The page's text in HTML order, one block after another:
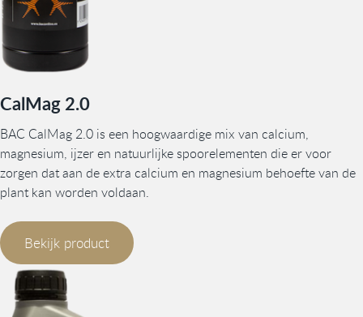
CalMag 2.0
BAC CalMag 2.0 is een hoogwaardige mix van calcium,
magnesium, ijzer en natuurlijke spoorelementen die er voor
zorgen dat aan de extra calcium en magnesium behoefte van de
plant kan worden voldaan.
Bekijk product